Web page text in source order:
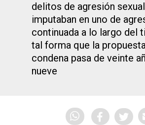
delitos de agresión
imputaban en uno de
continuada a lo largo del
tal forma que la
condena pasa de veinte
nueve